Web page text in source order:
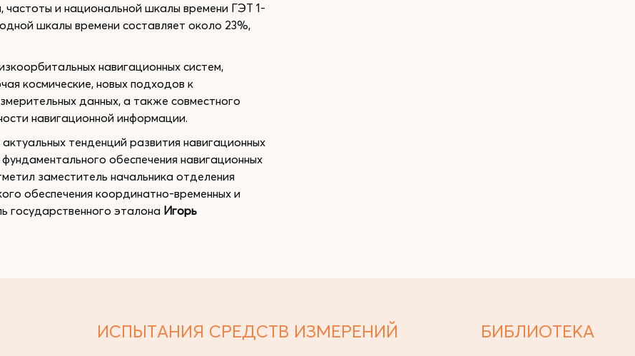
частоты и национальной шкалы времени ГЭТ 1-
шкалы времени составляет около 23%,
навигационных систем,
космические, новых подходов к
данных, а также совместного
навигационной информации.
тенденций развития навигационных
обеспечения навигационных
заместитель начальника отделения
обеспечения координатно-временных и
государственного эталона Игорь
ИСПЫТАНИЯ СРЕДСТВ ИЗМЕРЕНИЙ БИБЛИОТЕКА